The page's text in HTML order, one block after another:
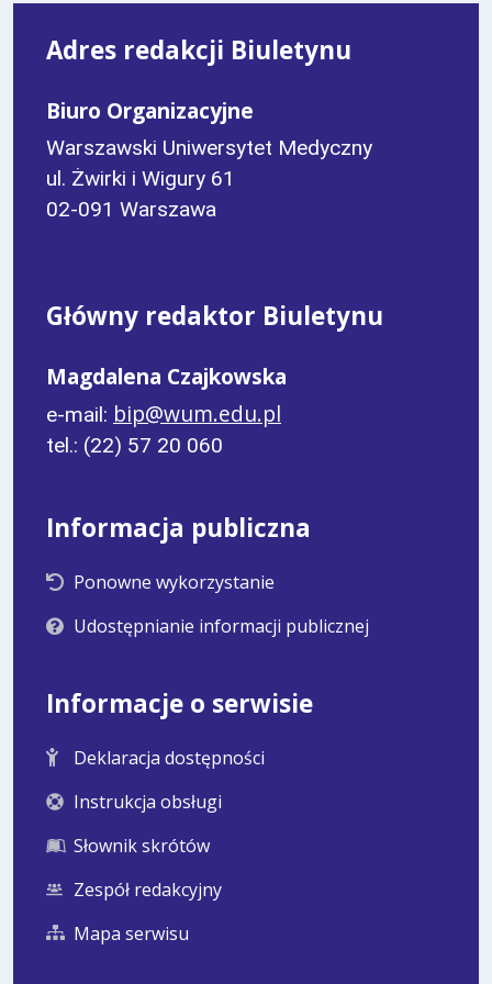
Adres redakcji Biuletynu
Biuro Organizacyjne
Warszawski Uniwersytet Medyczny
ul. Żwirki i Wigury 61
02-091 Warszawa
Główny redaktor Biuletynu
Magdalena Czajkowska
e-mail: bip@wum.edu.pl
tel.: (22) 57 20 060
Informacja publiczna
Ponowne wykorzystanie
Udostępnianie informacji publicznej
Informacje o serwisie
Deklaracja dostępności
Instrukcja obsługi
Słownik skrótów
Zespół redakcyjny
Mapa serwisu